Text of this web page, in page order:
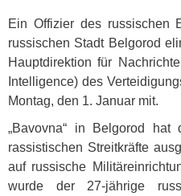
Ein Offizier des russischen
russischen Stadt Belgorod
Hauptdirektion für
Intelligence) des
Montag, den 1. Januar mit.
„Bavovna“ in Belgorod
rassistischen Streitkräfte
auf russische
wurde der 27-jährige